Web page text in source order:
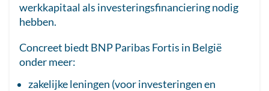
werkkapitaal als investeringsfinanciering nodig
hebben.
Concreet biedt BNP Paribas Fortis in België
onder meer:
zakelijke leningen (voor investeringen en